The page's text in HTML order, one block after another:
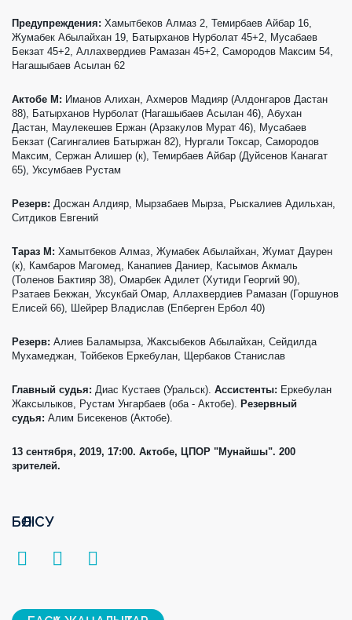
Предупреждения: Хамытбеков Алмаз 2, Темирбаев Айбар 16,
Жумабек Абылайхан 19, Батырханов Нурболат 45+2, Мусабаев
Бекзат 45+2, Аллахвердиев Рамазан 45+2, Самородов Максим 54,
Нагашыбаев Асылан 62
Актобе М: Иманов Алихан, Ахмеров Мадияр (Алдонгаров Дастан
88), Батырханов Нурболат (Нагашыбаев Асылан 46), Абухан
Дастан, Маулекешев Ержан (Арзакулов Мурат 46), Мусабаев
Бекзат (Сагингалиев Батыржан 82), Нургали Токсар, Самородов
Максим, Сержан Алишер (к), Темирбаев Айбар (Дуйсенов Канагат
65), Уксумбаев Рустам
Резерв: Досжан Алдияр, Мырзабаев Мырза, Рыскалиев Адильхан,
Ситдиков Евгений
Тараз М: Хамытбеков Алмаз, Жумабек Абылайхан, Жумат Даурен
(к), Камбаров Магомед, Канапиев Даниер, Касымов Акмаль
(Толенов Бактияр 38), Омарбек Адилет (Хутиди Георгий 90),
Рзатаев Бекжан, Уксукбай Омар, Аллахвердиев Рамазан (Горшунов
Елисей 66), Шейрер Владислав (Епберген Ербол 40)
Резерв: Алиев Баламырза, Жаксыбеков Абылайхан, Сейдилда
Мухамеджан, Тойбеков Еркебулан, Щербаков Станислав
Главный судья: Диас Кустаев (Уральск). Ассистенты: Еркебулан
Жаксылыков, Рустам Унгарбаев (оба - Актобе). Резервный
судья: Алим Бисекенов (Актобе).
13 сентября, 2019, 17:00. Актобе, ЦПОР "Мунайшы". 200
зрителей.
БӨЛІСУ